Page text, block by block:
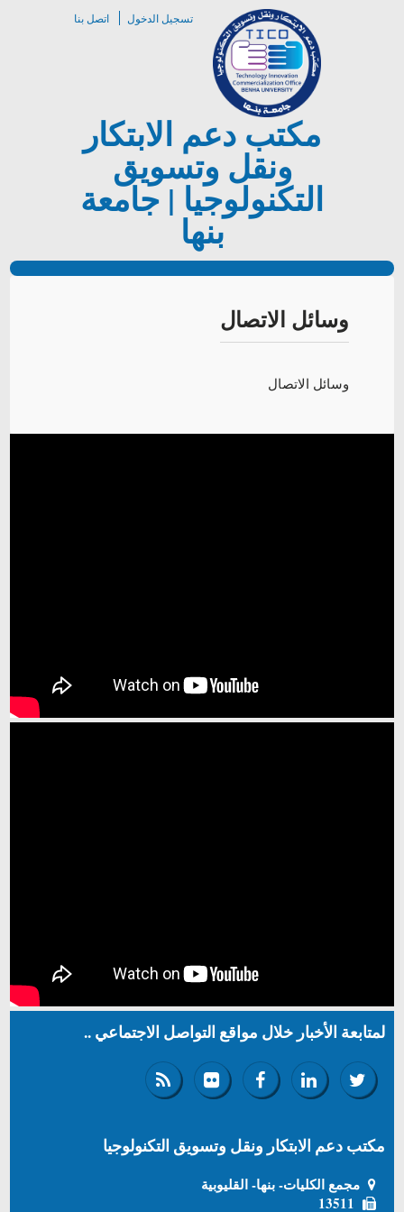
تسجيل الدخول اتصل بنا
مكتب دعم الابتكار
ونقل وتسويق
التكنولوجيا | جامعة
بنها
وسائل الاتصال
وسائل الاتصال
لمتابعة الأخبار خلال مواقع التواصل الاجتماعي ..
مكتب دعم الابتكار ونقل وتسويق التكنولوجيا
مجمع الكليات- بنها- القليوبية